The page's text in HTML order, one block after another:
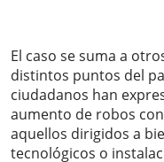
El caso se suma a
distintos puntos del
ciudadanos han
aumento de robos
aquellos dirigidos a
tecnológicos o